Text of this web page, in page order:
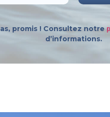
promis ! Consultez notre
d’informations.